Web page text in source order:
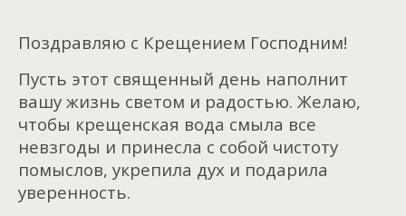
Поздравляю с Крещением Господним!
Пусть этот священный день наполнит
вашу жизнь светом и радостью. Желаю,
чтобы крещенская вода смыла все
невзгоды и принесла с собой чистоту
помыслов, укрепила дух и подарила
уверенность.